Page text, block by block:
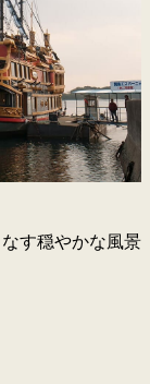
す穏やかな風景